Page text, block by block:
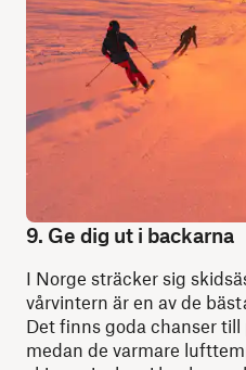
9. Ge dig ut i backarna
I Norge sträcker sig
vårvintern är en av de
Det finns goda chanser
medan de varmare